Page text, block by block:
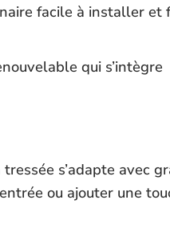
facile à installer et
qui s’intègre
s’adapte avec
ou ajouter une